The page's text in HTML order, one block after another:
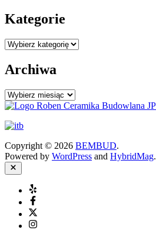
Kategorie
Kategorie
Archiwa
Archiwa
Copyright © 2026 BEMBUD.
Powered by WordPress and HybridMag.
Close
Yelp
Facebook
Twitter
Instagram